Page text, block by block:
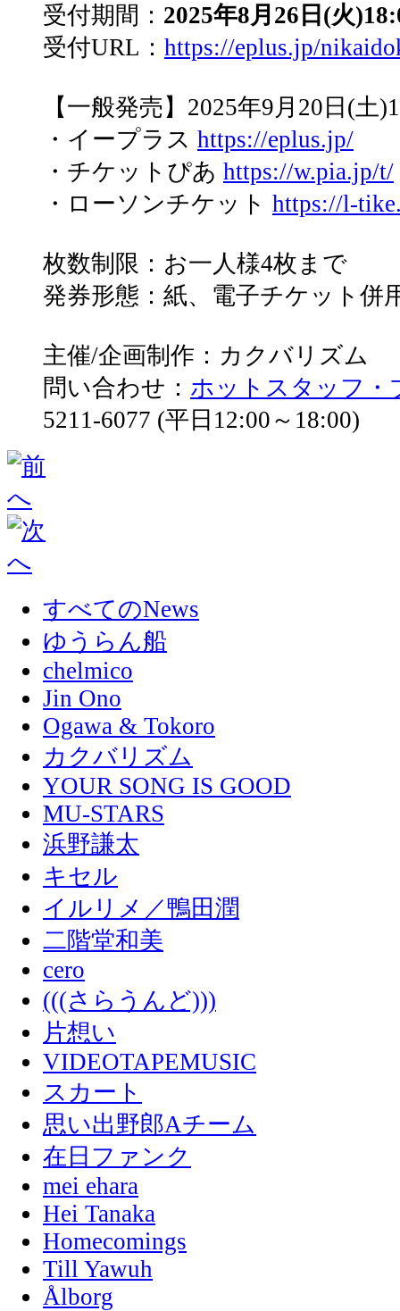
受付期間： 2025年8月26日(火
受付URL： https://eplus.jp/
【一般発売】2025年9月20日(土
・イープラス https://eplus.jp/
・チケットぴあ https://w.pia.jp/t/
・ローソンチケット https://l-
枚数制限：お一人様4枚まで
発券形態：紙、電子チケット併
主催/企画制作：カクバリズム
問い合わせ： ホットスタッフ・
5211-6077 (平日12:00～18:00)
すべてのNews
ゆうらん船
chelmico
Jin Ono
Ogawa & Tokoro
カクバリズム
YOUR SONG IS GOOD
MU-STARS
浜野謙太
キセル
イルリメ／鴨田潤
二階堂和美
cero
(((さらうんど)))
片想い
VIDEOTAPEMUSIC
スカート
思い出野郎Aチーム
在日ファンク
mei ehara
Hei Tanaka
Homecomings
Till Yawuh
Ålborg